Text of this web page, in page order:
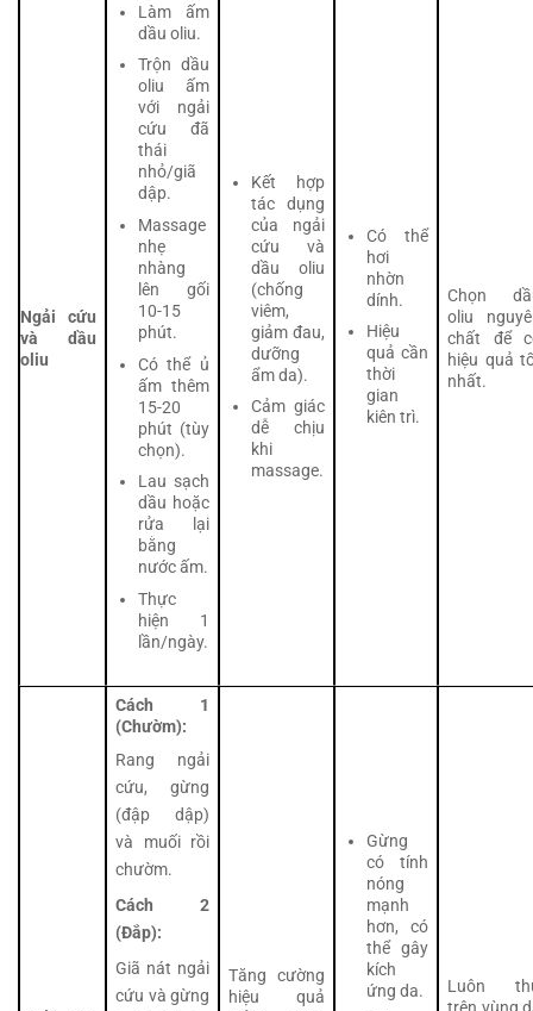
Ngải cứu
và dầu
oliu
Làm ấm
dầu oliu.
Trộn dầu
oliu ấm
với ngải
cứu đã
thái
nhỏ/giã
dập.
Massage
nhẹ
nhàng
lên gối
10-15
phút.
Có thể ủ
ấm thêm
15-20
phút (tùy
chọn).
Lau sạch
dầu hoặc
rửa lại
bằng
nước ấm.
Thực
hiện 1
lần/ngày.
Kết hợp
tác dụng
của ngải
cứu và
dầu oliu
(chống
viêm,
giảm đau,
dưỡng
ẩm da).
Cảm giác
dễ chịu
khi
massage.
Có thể
hơi
nhờn
dính.
Hiệu
quả cần
thời
gian
kiên trì.
Chọn
oliu
chất để
hiệu quả
nhất.
Cách 1
(Chườm):
Rang ngải
cứu, gừng
(đập dập)
và muối rồi
chườm.
Cách 2
(Đắp):
Giã nát ngải
cứu và gừng
Tăng cường
hiệu quả
Gừng
có tính
nóng
mạnh
hơn, có
thể gây
kích
ứng da.
Luôn